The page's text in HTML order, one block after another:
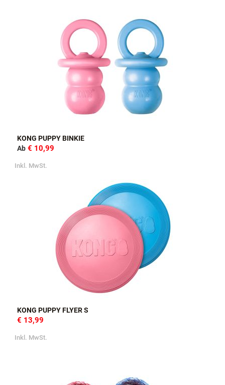
KONG PUPPY BINKIE
Ab € 10,99
Inkl. MwSt.
KONG PUPPY FLYER S
€ 13,99
Inkl. MwSt.